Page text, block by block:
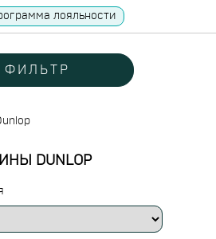
лояльности
ФИЛЬТР
DUNLOP